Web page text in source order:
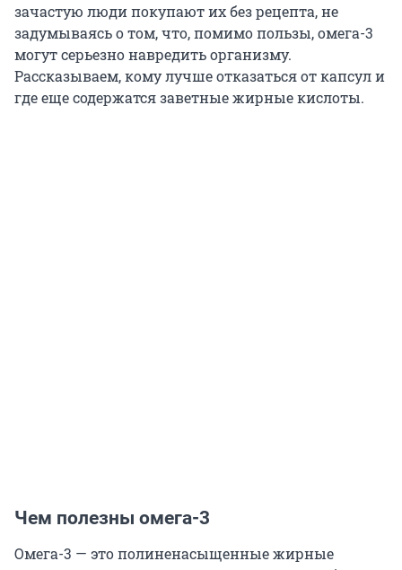
зачастую люди покупают их без рецепта, не
задумываясь о том, что, помимо пользы, омега-3
могут серьезно навредить организму.
Рассказываем, кому лучше отказаться от капсул и
где еще содержатся заветные жирные кислоты.
Чем полезны омега-3
Омега-3 — это полиненасыщенные жирные